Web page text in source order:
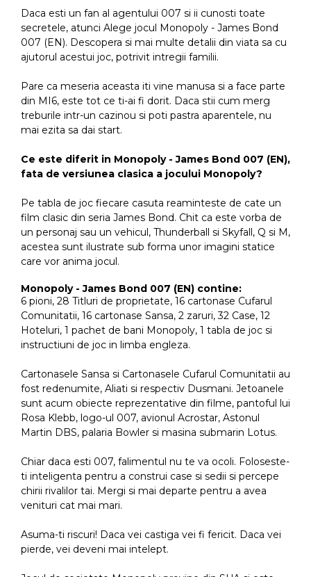
Daca esti un fan al agentului 007 si ii cunosti toate
secretele, atunci Alege jocul Monopoly - James Bond
007 (EN). Descopera si mai multe detalii din viata sa cu
ajutorul acestui joc, potrivit intregii familii.
Pare ca meseria aceasta iti vine manusa si a face parte
din MI6, este tot ce ti-ai fi dorit. Daca stii cum merg
treburile intr-un cazinou si poti pastra aparentele, nu
mai ezita sa dai start.
Ce este diferit in Monopoly - James Bond 007 (EN),
fata de versiunea clasica a jocului Monopoly?
Pe tabla de joc fiecare casuta reaminteste de cate un
film clasic din seria James Bond. Chit ca este vorba de
un personaj sau un vehicul, Thunderball si Skyfall, Q si M,
acestea sunt ilustrate sub forma unor imagini statice
care vor anima jocul.
Monopoly - James Bond 007 (EN) contine:
6 pioni, 28 Titluri de proprietate, 16 cartonase Cufarul
Comunitatii, 16 cartonase Sansa, 2 zaruri, 32 Case, 12
Hoteluri, 1 pachet de bani Monopoly, 1 tabla de joc si
instructiuni de joc in limba engleza.
Cartonasele Sansa si Cartonasele Cufarul Comunitatii au
fost redenumite, Aliati si respectiv Dusmani. Jetoanele
sunt acum obiecte reprezentative din filme, pantoful lui
Rosa Klebb, logo-ul 007, avionul Acrostar, Astonul
Martin DBS, palaria Bowler si masina submarin Lotus.
Chiar daca esti 007, falimentul nu te va ocoli. Foloseste-
ti inteligenta pentru a construi case si sedii si percepe
chirii rivalilor tai. Mergi si mai departe pentru a avea
venituri cat mai mari.
Asuma-ti riscuri! Daca vei castiga vei fi fericit. Daca vei
pierde, vei deveni mai intelept.